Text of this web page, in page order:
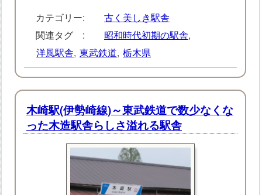
カテゴリー:
古く美しき駅舎
関連タグ :
昭和時代初期の駅舎,
洋風駅舎, 東武鉄道, 栃木県
木崎駅(伊勢崎線)～東武鉄道で数少なくな
った木造駅舎らしさ溢れる駅舎